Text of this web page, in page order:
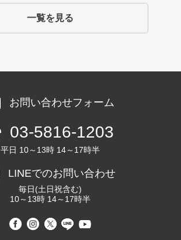
一覧を見る
お問い合わせフォーム
03-5816-1203
平日 10～13時 14～17時半
LINEでのお問い合わせ
毎日(土日祝含む)
10～13時 14～17時半